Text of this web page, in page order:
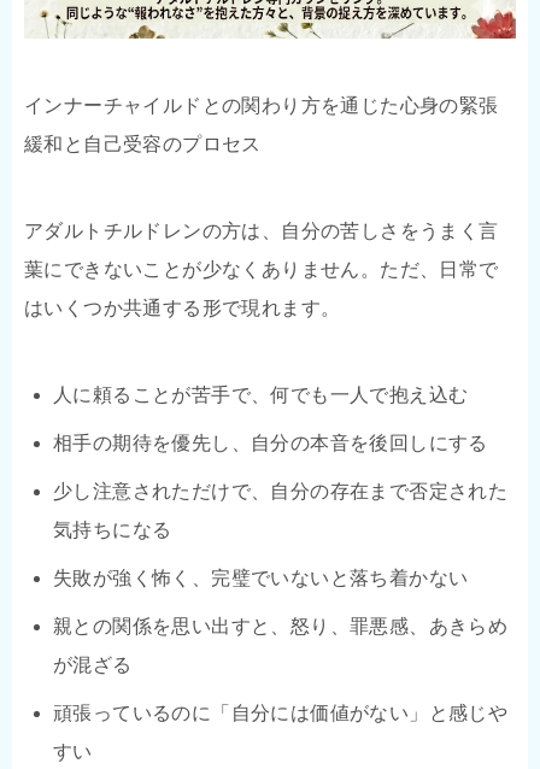
インナーチャイルドとの関わり方を通じた心身の緊張
緩和と自己受容のプロセス
アダルトチルドレンの方は、自分の苦しさをうまく言
葉にできないことが少なくありません。ただ、日常で
はいくつか共通する形で現れます。
人に頼ることが苦手で、何でも一人で抱え込む
相手の期待を優先し、自分の本音を後回しにする
少し注意されただけで、自分の存在まで否定された
気持ちになる
失敗が強く怖く、完璧でいないと落ち着かない
親との関係を思い出すと、怒り、罪悪感、あきらめ
が混ざる
頑張っているのに「自分には価値がない」と感じや
すい